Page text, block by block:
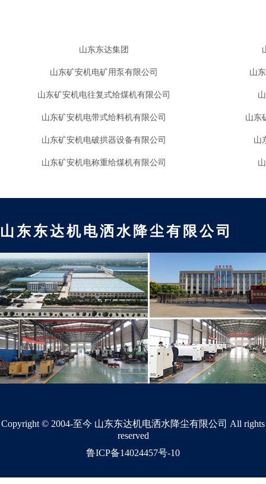
山东东达集团
山东矿安机电矿用泵有限公司 山
山东矿安机电往复式给煤机有限公司
山东矿安机电带式给料机有限公司 山东
山东矿安机电破拱器设备有限公司 山
山东矿安机电称重给煤机有限公司
山东东达机电洒水降尘有限公司
Copyright © 2004-至今 山东东达机电洒水降尘有限公司 All rights
reserved
鲁ICP备14024457号-10